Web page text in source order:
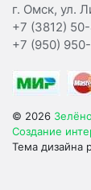
г. Омск, ул.
+7 (3812)
+7 (950)
© 2026
Создание
Тема дизайна